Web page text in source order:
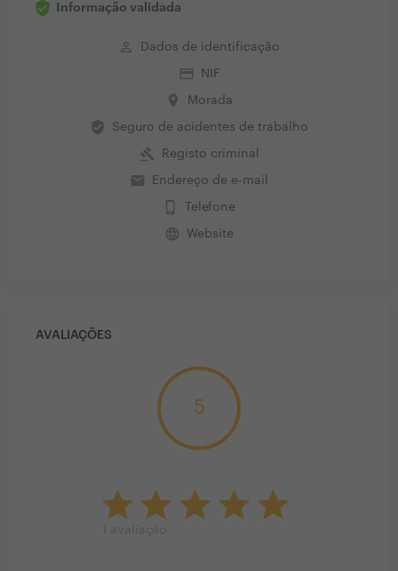
Informação validada
perm_identity Dados de identificação
credit_card NIF
place Morada
verified_user Seguro de acidentes de trabalho
gavel Registo criminal
email Endereço de e-mail
phone_iphone Telefone
language Website
AVALIAÇÕES
5